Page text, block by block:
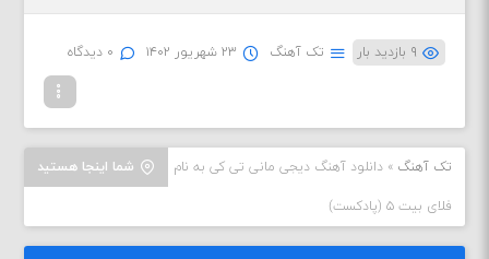
۹ بازدید بار تک آهنگ ۲۳ شهریور ۱۴۰۲ ۰ دیدگاه
شما اینجا هستید تک آهنگ »دانلود آهنگ دیجی مانی تی کی به نام
فلای بیت ۵ (پادکست)